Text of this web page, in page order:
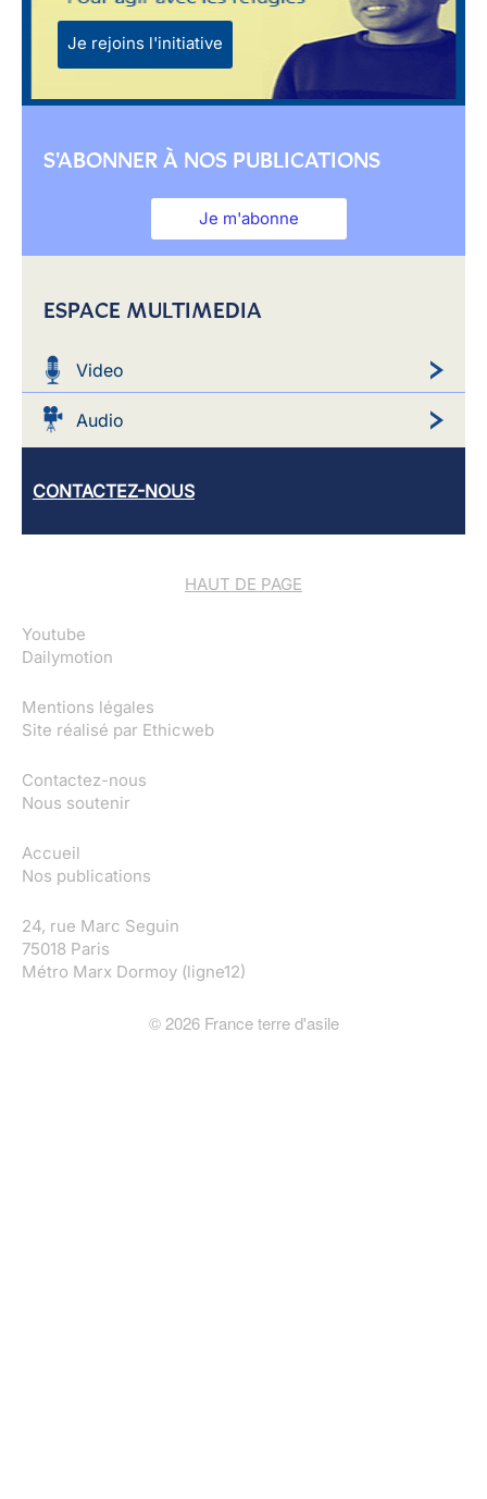
Je rejoins l'initiative
S'ABONNER À NOS PUBLICATIONS
Je m'abonne
ESPACE MULTIMEDIA
Video
Audio
CONTACTEZ-NOUS
HAUT DE PAGE
Youtube
Dailymotion
Mentions légales
Site réalisé par Ethicweb
Contactez-nous
Nous soutenir
Accueil
Nos publications
24, rue Marc Seguin
75018 Paris
Métro Marx Dormoy (ligne12)
© 2026France terre d'asile